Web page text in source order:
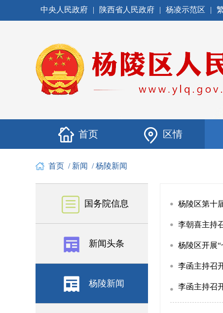
中央人民政府 | 陕西省人民政府 | 杨凌示范区 |
首页 区情
首页 / 新闻 / 杨陵新闻
国务院信息
新闻头条
杨陵新闻
杨陵区第十
李朝喜主持
杨陵区开展
李函主持召
李函主持召